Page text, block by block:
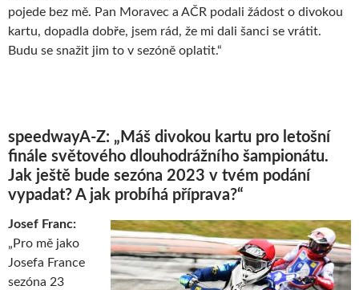
pojede bez mě. Pan Moravec a AČR podali žádost o divokou
kartu, dopadla dobře, jsem rád, že mi dali šanci se vrátit.
Budu se snažit jim to v sezóně oplatit.“
speedwayA-Z: „Máš divokou kartu pro letošní
finále světového dlouhodrážního šampionátu.
Jak ještě bude sezóna 2023 v tvém podání
vypadat? A jak probíhá příprava?“
Josef Franc:
„Pro mě jako
Josefa France
sezóna 23